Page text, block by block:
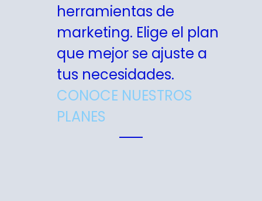
herramientas de
marketing. Elige el plan
que mejor se ajuste a
tus necesidades.
CONOCE NUESTROS
PLANES